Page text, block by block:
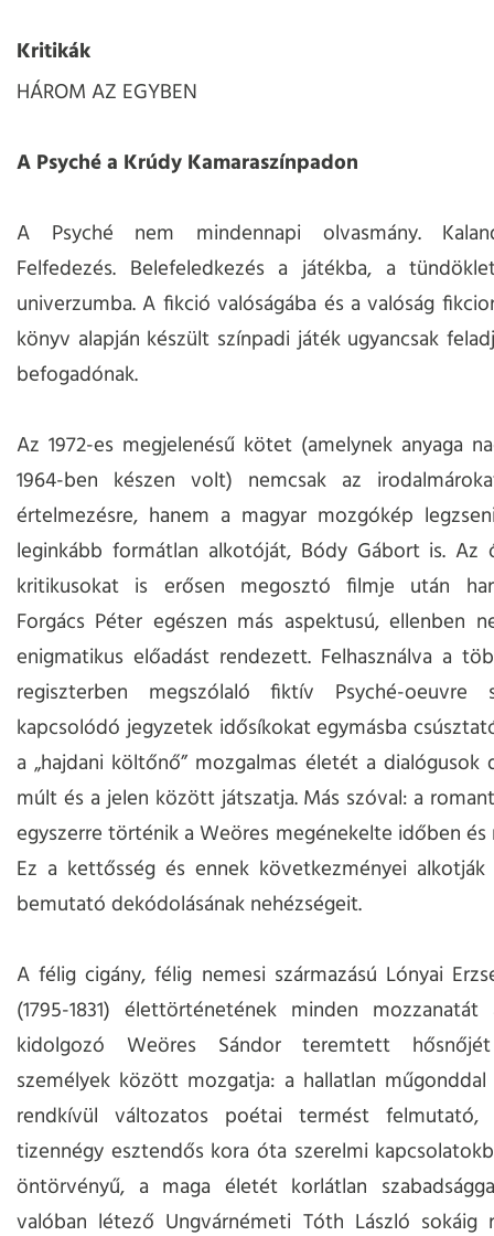
Kritikák
HÁROM AZ EGYBEN
A Psyché a Krúdy Kamaraszínpadon
A Psyché nem mindennapi olvasmány.
Felfedezés. Belefeledkezés a játékba, a
univerzumba. A fikció valóságába és a valóság
könyv alapján készült színpadi játék ugyancsak
befogadónak.
Az 1972-es megjelenésű kötet (amelynek anyaga
1964-ben készen volt) nemcsak az
értelmezésre, hanem a magyar mozgókép
leginkább formátlan alkotóját, Bódy Gábort is. Az
kritikusokat is erősen megosztó filmje után
Forgács Péter egészen más aspektusú, ellenben
enigmatikus előadást rendezett. Felhasználva a
regiszterben megszólaló fiktív Psyché-
kapcsolódó jegyzetek idősíkokat egymásba
a „hajdani költőnő” mozgalmas életét a dialógusok
múlt és a jelen között játszatja. Más szóval: a
egyszerre történik a Weöres megénekelte időben és
Ez a kettősség és ennek következményei
bemutató dekódolásának nehézségeit.
A félig cigány, félig nemesi származású Lónyai
(1795-1831) élettörténetének minden mozzanatát
kidolgozó Weöres Sándor teremtett
személyek között mozgatja: a hallatlan
rendkívül változatos poétai termést felmutató,
tizennégy esztendős kora óta szerelmi
öntörvényű, a maga életét korlátlan
valóban létező Ungvárnémeti Tóth László sokáig